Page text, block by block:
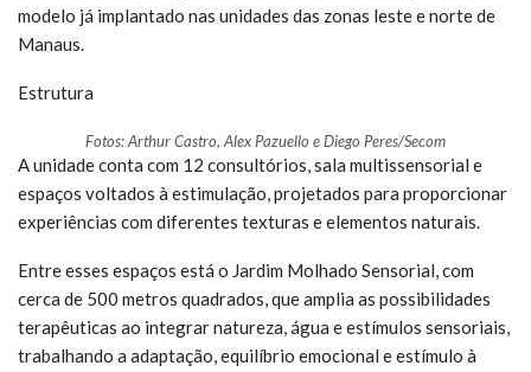
modelo já implantado nas unidades das zonas leste e norte de
Manaus.
Estrutura
Fotos: Arthur Castro, Alex Pazuello e Diego Peres/Secom
A unidade conta com 12 consultórios, sala multissensorial e
espaços voltados à estimulação, projetados para proporcionar
experiências com diferentes texturas e elementos naturais.
Entre esses espaços está o Jardim Molhado Sensorial, com
cerca de 500 metros quadrados, que amplia as possibilidades
terapêuticas ao integrar natureza, água e estímulos sensoriais,
trabalhando a adaptação, equilíbrio emocional e estímulo à